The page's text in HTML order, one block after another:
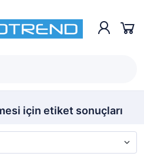
için etiket sonuçları